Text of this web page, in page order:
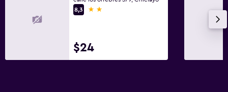
8,3
2 estrellas
$24